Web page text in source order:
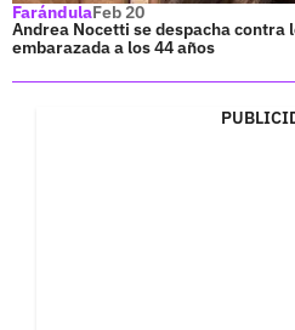
FarándulaFeb 20
Andrea Nocetti se despacha
embarazada a los 44 años